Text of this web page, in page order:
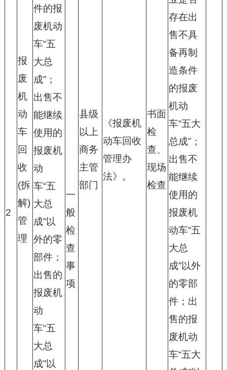
2
报
废
机
动
车
回
收
(拆
解)
管
理
县级
以上
商务
主管
部门
《报废机
动车回收
管理办
法》。
书面
检
查、
现场
检查
件的报
废机动
车“五
大总
成”；
出售不
能继续
使用的
报废机
动
车“五
大总
成”以
外的零
部件；
出售的
报废机
动
车“五
大总
成”以
一
般
检
查
事
项
存在出
售不具
备再制
造条件
的报废
机动
车“五大
总成”；
出售不
能继续
使用的
报废机
动车“五
大总
成”以外
的零部
件；出
售的报
废机动
车“五大